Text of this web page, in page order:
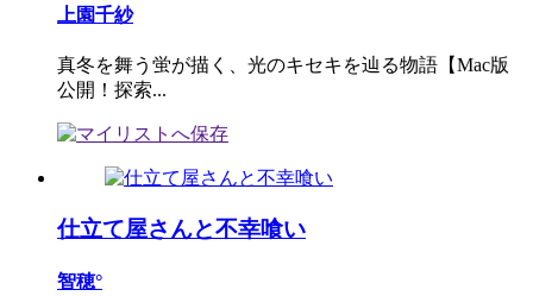
上園千紗
真冬を舞う蛍が描く、光のキセキを辿る物語【Mac版
公開！探索...
仕立て屋さんと不幸喰い
智穂°